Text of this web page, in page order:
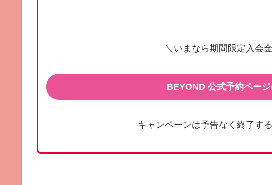
＼いまなら期間限定入会
BEYOND 公式予約ペー
キャンペーンは予告なく終了す